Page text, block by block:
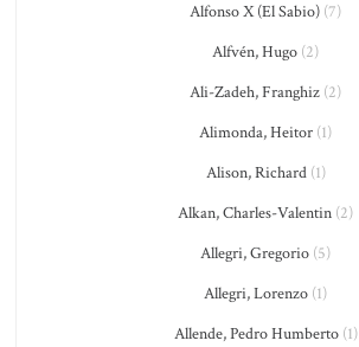
Alfonso X (El Sabio) (7)
Alfvén, Hugo (2)
Ali-Zadeh, Franghiz (2)
Alimonda, Heitor (1)
Alison, Richard(1)
Alkan, Charles-Valentin (2)
Allegri, Gregorio (5)
Allegri, Lorenzo (1)
Allende, Pedro Humberto(1)